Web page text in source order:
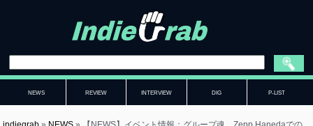
NEWS REVIEW INTERVIEW DIG P-LIST